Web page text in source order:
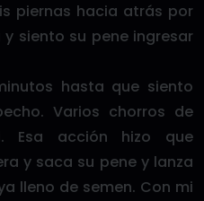
piernas hacia atrás por
siento su pene ingresar
hasta que siento
Varios chorros de
Esa acción hizo que
y saca su pene y lanza
lleno de semen. Con mi